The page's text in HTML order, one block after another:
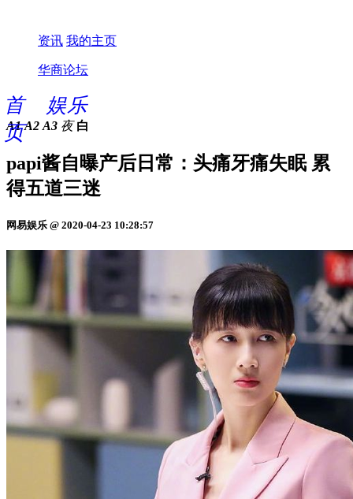
资讯 我的主页
华商论坛
首
页
娱乐
A1 A2 A3 夜 白
papi酱自曝产后日常：头痛牙痛失眠 累
得五道三迷
网易娱乐 @ 2020-04-23 10:28:57